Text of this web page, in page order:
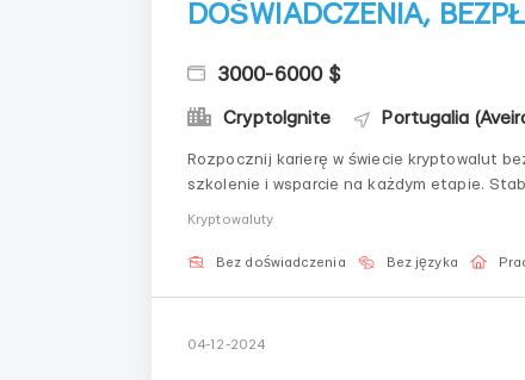
DOŚWIADCZENIA,
3000-6000 $
CryptoIgnite Portugalia
Rozpocznij karierę w świecie kryptowalut bez doświadczenia!
szkolenie i wsparcie na każdym etapie.
Kryptowaluty
Bez doświadczenia Bez języka
04-12-2024